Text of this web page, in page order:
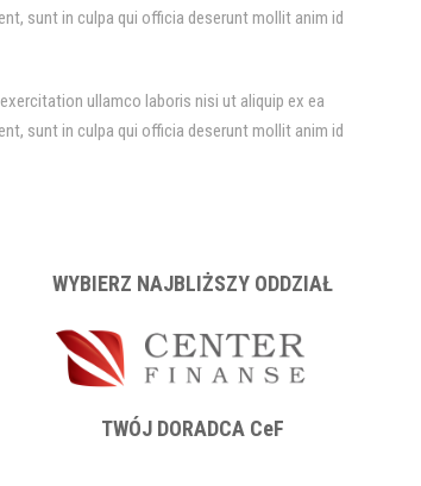
sunt in culpa qui officia deserunt mollit anim id
ullamco laboris nisi ut aliquip ex ea
sunt in culpa qui officia deserunt mollit anim id
WYBIERZ NAJBLIŻSZY ODDZIAŁ
TWÓJ DORADCA CeF